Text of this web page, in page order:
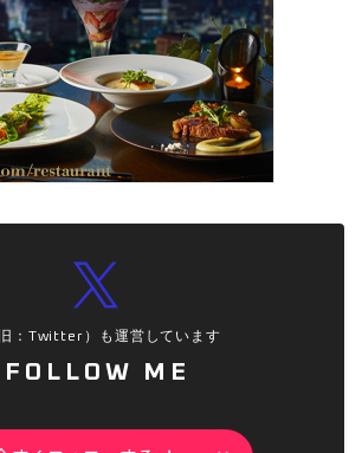
：Twitter）も運営しています
FOLLOW ME